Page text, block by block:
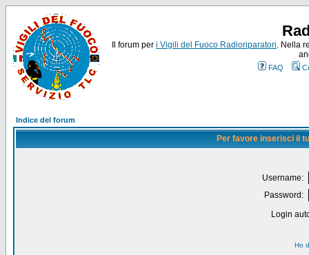
Il forum per i Vigili del Fuoco Radioriparatori. Nella
FAQ
Indice del forum
Per favore inserisci il
Username:
Password:
Login
Ho